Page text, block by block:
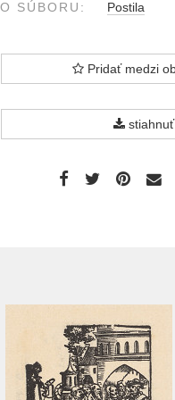
SÚBORU: Postila
Pridať medzi
stiahnuť